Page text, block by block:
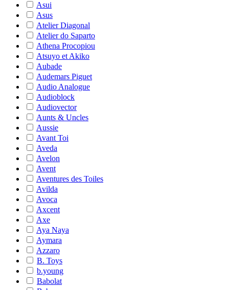
Asui
Asus
Atelier Diagonal
Atelier do Saparto
Athena Procopiou
Atsuyo et Akiko
Aubade
Audemars Piguet
Audio Analogue
Audioblock
Audiovector
Aunts & Uncles
Aussie
Avant Toi
Aveda
Avelon
Avent
Aventures des Toiles
Avilda
Avoca
Axcent
Axe
Aya Naya
Aymara
Azzaro
B. Toys
b.young
Babolat